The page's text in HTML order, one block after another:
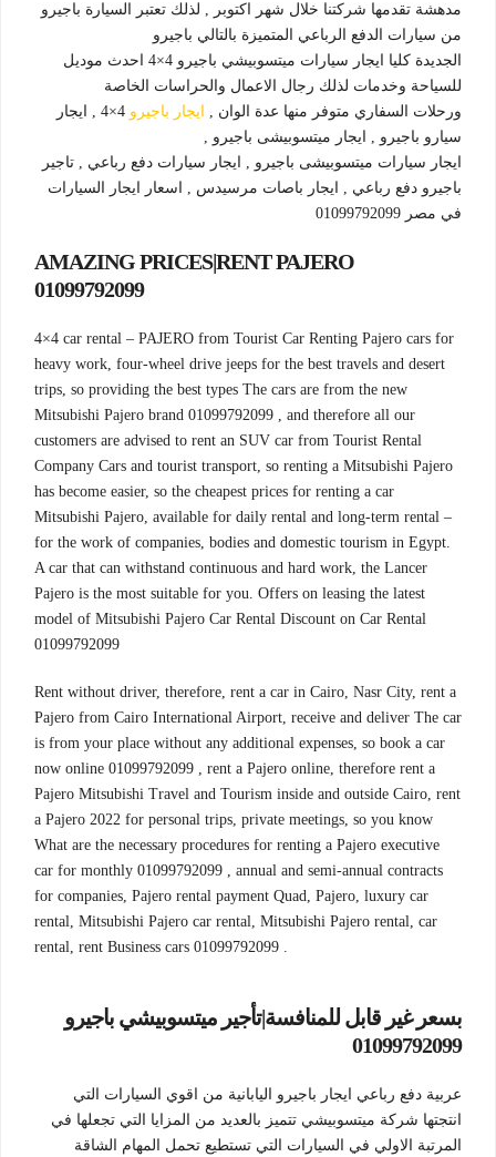
مدهشة تقدمها شركتنا خلال شهر اكتوبر , لذلك تعتبر السيارة باجيرو
من سيارات الدفع الرباعي المتميزة بالتالي باجيرو
الجديدة كليا ايجار سيارات ميتسوبيشي باجيرو 4×4 احدث موديل
للسياحة وخدمات لذلك رجال الاعمال والحراسات الخاصة
ورحلات السفاري متوفر منها عدة الوان ,
ايجار باجيرو
4×4 , ايجار
سيارو باجيرو , ايجار ميتسوبيشى باجيرو ,
ايجار سيارات ميتسوبيشى باجيرو , ايجار سيارات دفع رباعي , تاجير
باجيرو دفع رباعي , ايجار باصات مرسيدس , اسعار ايجار السيارات
في مصر 01099792099
AMAZING PRICES|RENT PAJERO
01099792099
4×4 car rental – PAJERO from Tourist Car Renting Pajero cars for
heavy work, four-wheel drive jeeps for the best travels and desert
trips, so providing the best types The cars are from the new
Mitsubishi Pajero brand 01099792099 , and therefore all our
customers are advised to rent an SUV car from Tourist Rental
Company Cars and tourist transport, so renting a Mitsubishi Pajero
has become easier, so the cheapest prices for renting a car
Mitsubishi Pajero, available for daily rental and long-term rental –
for the work of companies, bodies and domestic tourism in Egypt.
A car that can withstand continuous and hard work, the Lancer
Pajero is the most suitable for you. Offers on leasing the latest
model of Mitsubishi Pajero Car Rental Discount on Car Rental
01099792099
Rent without driver, therefore, rent a car in Cairo, Nasr City, rent a
Pajero from Cairo International Airport, receive and deliver The car
is from your place without any additional expenses, so book a car
now online 01099792099 , rent a Pajero online, therefore rent a
Pajero Mitsubishi Travel and Tourism inside and outside Cairo, rent
a Pajero 2022 for personal trips, private meetings, so you know
What are the necessary procedures for renting a Pajero executive
car for monthly 01099792099 , annual and semi-annual contracts
for companies, Pajero rental payment Quad, Pajero, luxury car
rental, Mitsubishi Pajero car rental, Mitsubishi Pajero rental, car
rental, rent Business cars 01099792099 .
بسعر غير قابل للمنافسة|تأجير ميتسوبيشي باجيرو
01099792099
عربية دفع رباعي ايجار باجيرو اليابانية من اقوي السيارات التي
انتجتها شركة ميتسوبيشي تتميز بالعديد من المزايا التي تجعلها في
المرتبة الاولي في السيارات التي تستطيع تحمل المهام الشاقة